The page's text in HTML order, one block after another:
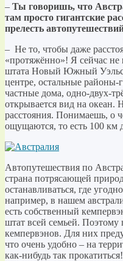
– Ты говоришь, что
там просто гигантские
прелесть
– Не то, чтобы даже
«протяжённо»! Я сейчас
штата Новый Южный Уэльс,
центре, остальные
частные дома, одно-двух-
открывается вид на океан.
расстояния. Понимаешь, о
ощущаются, то есть 100 км
Автопутешествия по
страна потрясающей
останавливаться, где
например, в нашем
есть собственный
штат всей семьей. Поэтому
кемпервэнов. Для них
что очень удобно – на
как-нибудь так прокатиться!